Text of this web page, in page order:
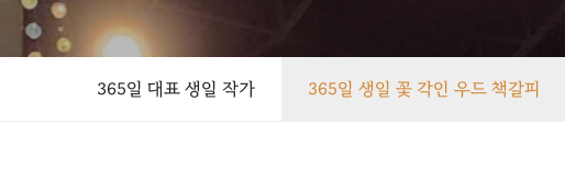
365일 대표 생일 작가 365일 생일 꽃 각인 우드 책갈피